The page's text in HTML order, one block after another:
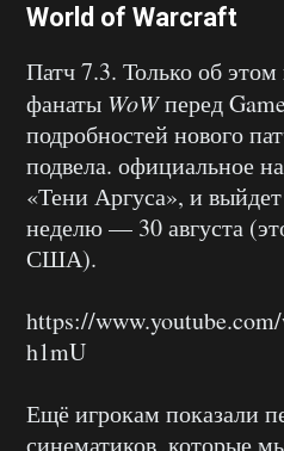
World of Warcraft
Патч 7.3. Только об этом
фанаты WoWперед
подробностей нового
подвела. официальное
«Тени Аргуса», и
неделю — 30 августа
США).
https://
h1mU
Ещё игрокам показали
синематиков, которые